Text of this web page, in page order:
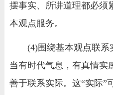
摆事实、所讲道理都必须
本观点服务。
(4)围绕基本观点联
当有时代气息，有真情实
善于联系实际。这“实际”